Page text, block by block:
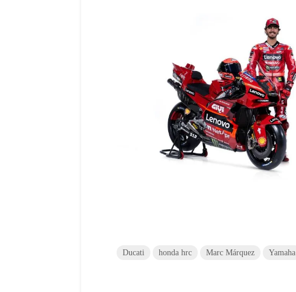
Ducati honda hrc Marc Márquez Yamaha